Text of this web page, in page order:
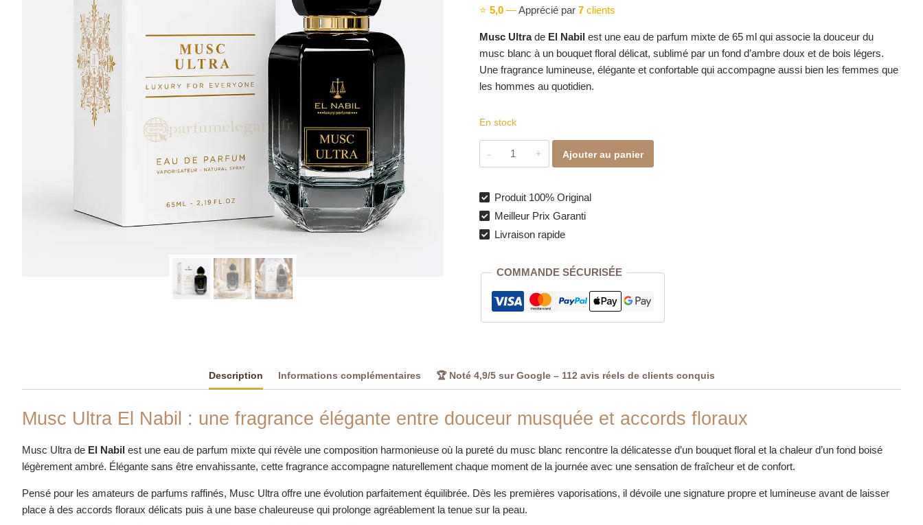
⭐ 5,0—Apprécié par 7clients
Musc Ultrade El Nabilest une eau de parfum mixte de 65 ml qui associe la douceur du
musc blanc à un bouquet floral délicat, sublimé par un fond d’ambre doux et de bois légers.
Une fragrance lumineuse, élégante et confortable qui accompagne aussi bien les femmes que
les hommes au quotidien.
En stock
quantité
de
Ultra
–
Eau
Mixte
65
ml
Ajouter au panier
Produit 100% Original
Meilleur Prix Garanti
Livraison rapide
COMMANDE SÉCURISÉE
Description Informations complémentaires 🏆 Noté 4,9/5 sur Google – 112 avis réels de clients conquis
Musc Ultra El Nabil : une fragrance élégante entre douceur musquée et accords floraux
Musc Ultra de El Nabil est une eau de parfum mixte qui révèle une composition harmonieuse où la pureté du musc blanc rencontre la délicatesse d’un bouquet floral et la chaleur d’un fond boisé
légèrement ambré. Élégante sans être envahissante, cette fragrance accompagne naturellement chaque moment de la journée avec une sensation de fraîcheur et de confort.
Pensé pour les amateurs de parfums raffinés, Musc Ultra offre une évolution parfaitement équilibrée. Dès les premières vaporisations, il dévoile une signature propre et lumineuse avant de laisser
place à des accords floraux délicats puis à une base chaleureuse qui prolonge agréablement la tenue sur la peau.